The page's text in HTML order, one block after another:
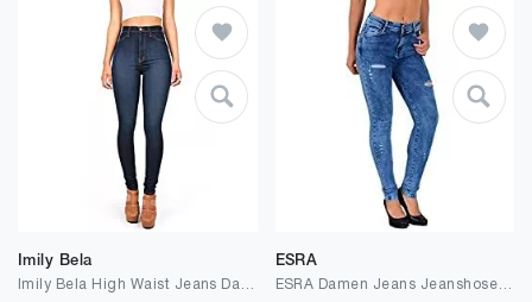
Imily Bela
ESRA
ESRA Damen Jeans Jeanshose Damen Skinny High Waist Hochbund Stretch Hose bis Übergröße S700